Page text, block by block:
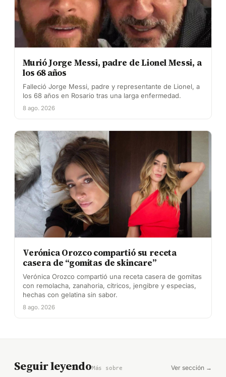
Murió Jorge Messi, padre de Lionel Messi, a
los 68 años
Falleció Jorge Messi, padre y representante de Lionel, a
los 68 años en Rosario tras una larga enfermedad.
8 ago. 2026
Verónica Orozco compartió su receta
casera de “gomitas de skincare”
Verónica Orozco compartió una receta casera de gomitas
con remolacha, zanahoria, cítricos, jengibre y especias,
hechas con gelatina sin sabor.
8 ago. 2026
Seguir leyendoMás sobre Ver sección →